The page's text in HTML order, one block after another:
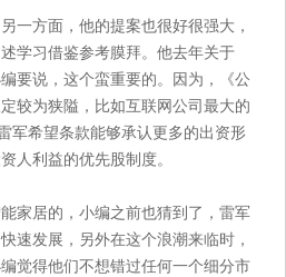
一方面，他的提案也很好很强大，
学习借鉴参考膜拜。他去年关于
要说，这个蛮重要的。因为，《公
较为狭隘，比如互联网公司最大的
军希望条款能够承认更多的出资形
人利益的优先股制度。
家居的，小编之前也猜到了，雷军
速发展，另外在这个浪潮来临时，
觉得他们不想错过任何一个细分市